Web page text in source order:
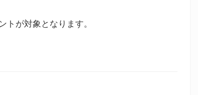
トが対象となります。